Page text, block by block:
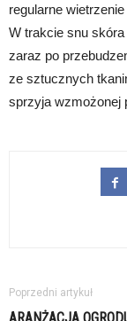
regularne
W trakcie snu
zaraz po
ze sztucznych
sprzyja wzmożonej
Poprzedni artykuł